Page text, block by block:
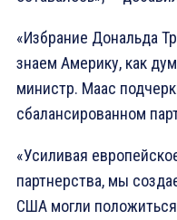
«Избрание Дональда
знаем Америку, как
министр. Маас
сбалансированном
«Усиливая
партнерства, мы
США могли положиться